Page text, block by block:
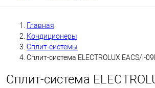
Главная
Кондиционеры
Сплит-системы
Сплит-система ELECTROLUX EACS/i-
Сплит-система